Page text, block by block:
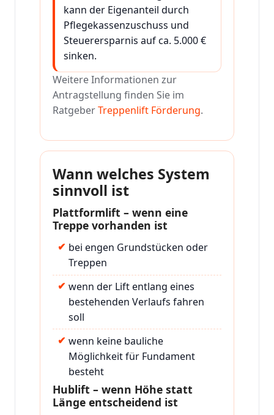
kann der Eigenanteil durch
Pflegekassenzuschuss und
Steuerersparnis auf ca. 5.000 €
sinken.
Weitere Informationen zur
Antragstellung finden Sie im
RatgeberTreppenlift Förderung.
Wann welches System
sinnvoll ist
Plattformlift – wenn eine
Treppe vorhanden ist
bei engen Grundstücken oder
Treppen
wenn der Lift entlang eines
bestehenden Verlaufs fahren
soll
wenn keine bauliche
Möglichkeit für Fundament
besteht
Hublift – wenn Höhe statt
Länge entscheidend ist